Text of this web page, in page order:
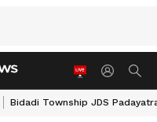
Bidadi Township JDS